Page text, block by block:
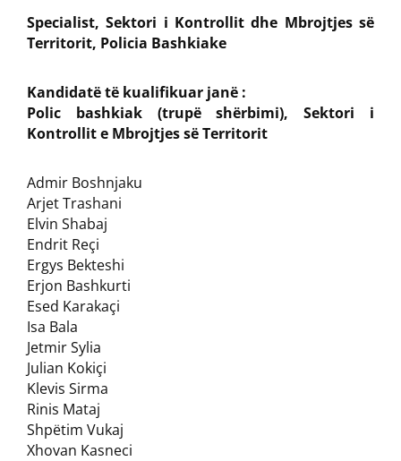
Specialist, Sektori i Kontrollit dhe Mbrojtjes së
Territorit, Policia Bashkiake
Kandidatë të kualifikuar janë :
Polic bashkiak (trupë shërbimi), Sektori i
Kontrollit e Mbrojtjes së Territorit
Admir Boshnjaku
Arjet Trashani
Elvin Shabaj
Endrit Reçi
Ergys Bekteshi
Erjon Bashkurti
Esed Karakaçi
Isa Bala
Jetmir Sylia
Julian Kokiçi
Klevis Sirma
Rinis Mataj
Shpëtim Vukaj
Xhovan Kasneci